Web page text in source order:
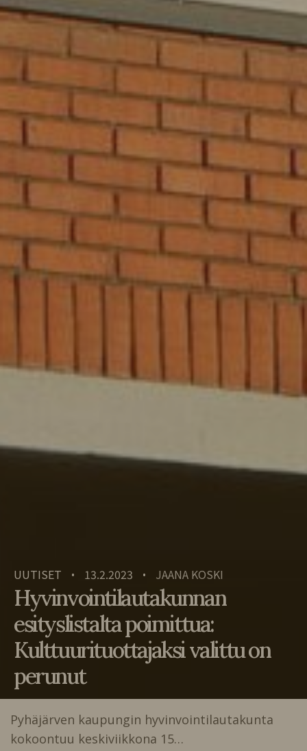
UUTISET • 13.2.2023 • JAANA KOSKI
Hyvinvointilautakunnan
esityslistalta poimittua:
Kulttuurituottajaksi valittu on
perunut
Pyhäjärven kaupungin hyvinvointilautakunta
kokoontuu keskiviikkona 15…